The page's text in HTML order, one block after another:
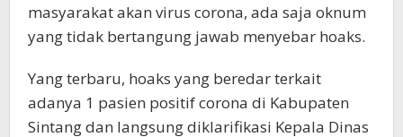
masyarakat akan virus corona, ada saja oknum
yang tidak bertangung jawab menyebar hoaks.
Yang terbaru, hoaks yang beredar terkait
adanya 1 pasien positif corona di Kabupaten
Sintang dan langsung diklarifikasi Kepala Dinas